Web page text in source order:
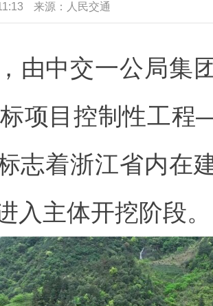
来源： 人民交通
由中交一公局集
项目控制性工
志着浙江省内在
入主体开挖阶段。